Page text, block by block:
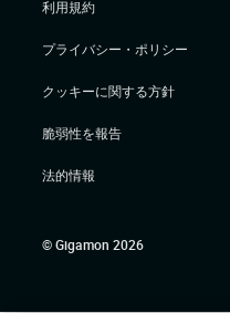
利用規約
プライバシー・ポリシー
クッキーに関する方針
脆弱性を報告
法的情報
© Gigamon 2026